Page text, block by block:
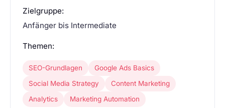
Zielgruppe:
Anfänger bis Intermediate
Themen:
SEO-Grundlagen
Google Ads Basics
Social Media Strategy
Content Marketing
Analytics
Marketing Automation